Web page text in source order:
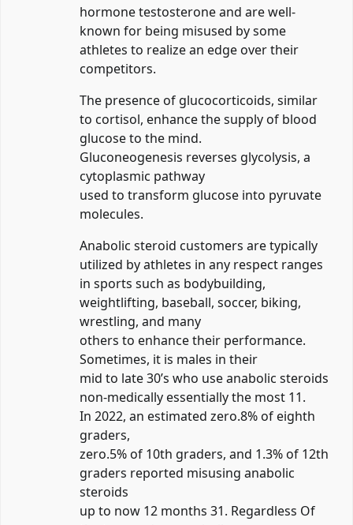
hormone testosterone and are well-
known for being misused by some
athletes to realize an edge over their
competitors.
The presence of glucocorticoids, similar
to cortisol, enhance the supply of blood
glucose to the mind.
Gluconeogenesis reverses glycolysis, a
cytoplasmic pathway
used to transform glucose into pyruvate
molecules.
Anabolic steroid customers are typically
utilized by athletes in any respect ranges
in sports such as bodybuilding,
weightlifting, baseball, soccer, biking,
wrestling, and many
others to enhance their performance.
Sometimes, it is males in their
mid to late 30’s who use anabolic steroids
non-medically essentially the most 11.
In 2022, an estimated zero.8% of eighth
graders,
zero.5% of 10th graders, and 1.3% of 12th
graders reported misusing anabolic
steroids
up to now 12 months 31. Regardless Of